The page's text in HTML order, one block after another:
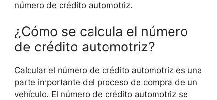
número de crédito automotriz.
¿Cómo se calcula el número
de crédito automotriz?
Calcular el número de crédito automotriz es una
parte importante del proceso de compra de un
vehículo. El número de crédito automotriz se